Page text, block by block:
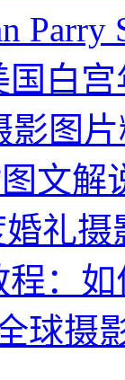
Parry
国白
影图
文解
婚礼
程：
球摄